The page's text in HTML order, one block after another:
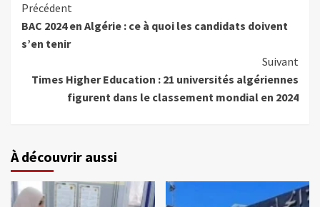
Précédent
BAC 2024 en Algérie : ce à quoi les candidats doivent
s’en tenir
Suivant
Times Higher Education : 21 universités algériennes
figurent dans le classement mondial en 2024
À découvrir aussi